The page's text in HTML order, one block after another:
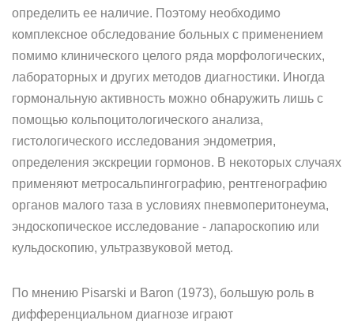
определить ее наличие. Поэтому необходимо
комплексное обследование больных с применением
помимо клинического целого ряда морфологических,
лабораторных и других методов диагностики. Иногда
гормональную активность можно обнаружить лишь с
помощью кольпоцитологического анализа,
гистологического исследования эндометрия,
определения экскреции гормонов. В некоторых случаях
применяют метросальпингографию, рентгенографию
органов малого таза в условиях пневмоперитонеума,
эндоскопическое исследование - лапароскопию или
кульдоскопию, ультразвуковой метод.
По мнению Pisarski и Baron (1973), большую роль в
дифференциальном диагнозе играют